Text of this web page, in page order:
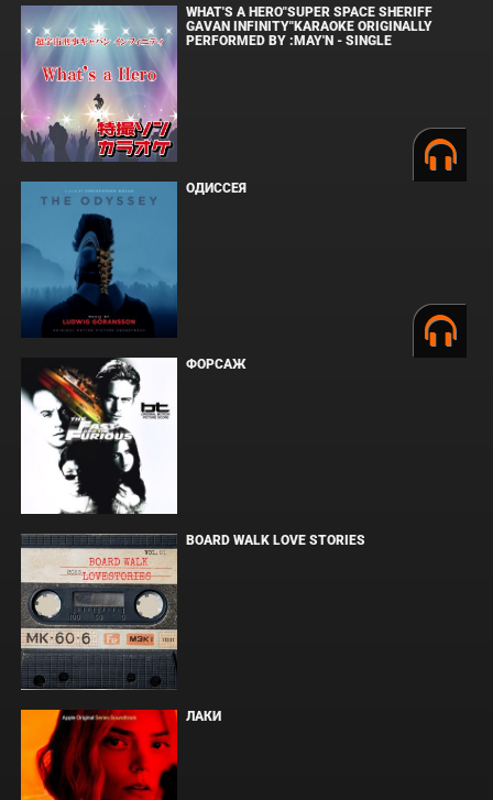
WHAT'S A HERO"SUPER SPACE SHERIFF
GAVAN INFINITY"KARAOKE ORIGINALLY
PERFORMED BY :MAY'N - SINGLE
ОДИССЕЯ
ФОРСАЖ
BOARD WALK LOVE STORIES
ЛАКИ